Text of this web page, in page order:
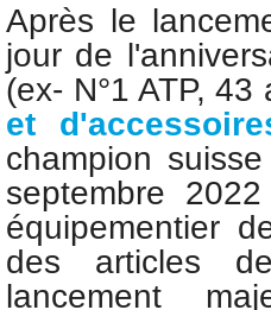
Après le
jour de
(ex- N°1 ATP,
et
champion
septembre
équipementier
des articles
lancement